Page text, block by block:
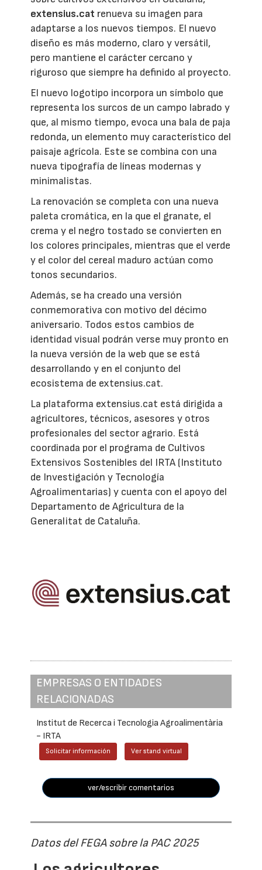
extensius.cat renueva su imagen para
adaptarse a los nuevos tiempos. El nuevo
diseño es más moderno, claro y versátil,
pero mantiene el carácter cercano y
riguroso que siempre ha definido al proyecto.
El nuevo logotipo incorpora un símbolo que
representa los surcos de un campo labrado y
que, al mismo tiempo, evoca una bala de paja
redonda, un elemento muy característico del
paisaje agrícola. Este se combina con una
nueva tipografía de líneas modernas y
minimalistas.
La renovación se completa con una nueva
paleta cromática, en la que el granate, el
crema y el negro tostado se convierten en
los colores principales, mientras que el verde
y el color del cereal maduro actúan como
tonos secundarios.
Además, se ha creado una versión
conmemorativa con motivo del décimo
aniversario. Todos estos cambios de
identidad visual podrán verse muy pronto en
la nueva versión de la web que se está
desarrollando y en el conjunto del
ecosistema de extensius.cat.
La plataforma extensius.cat está dirigida a
agricultores, técnicos, asesores y otros
profesionales del sector agrario. Está
coordinada por el programa de Cultivos
Extensivos Sostenibles del IRTA (Instituto
de Investigación y Tecnología
Agroalimentarias) y cuenta con el apoyo del
Departamento de Agricultura de la
Generalitat de Cataluña.
EMPRESAS O ENTIDADES
RELACIONADAS
Institut de Recerca i Tecnologia Agroalimentària
- IRTA
Solicitar información Ver stand virtual
ver/escribir comentarios
Datos del FEGA sobre la PAC 2025